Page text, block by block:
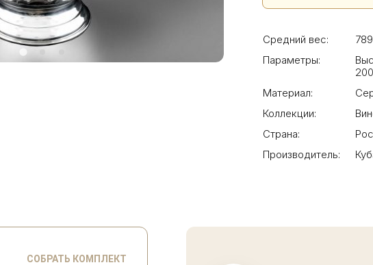
Средний вес:
Параметры:
Материал:
Коллекции:
Страна:
Производитель:
СОБРАТЬ КОМПЛЕКТ